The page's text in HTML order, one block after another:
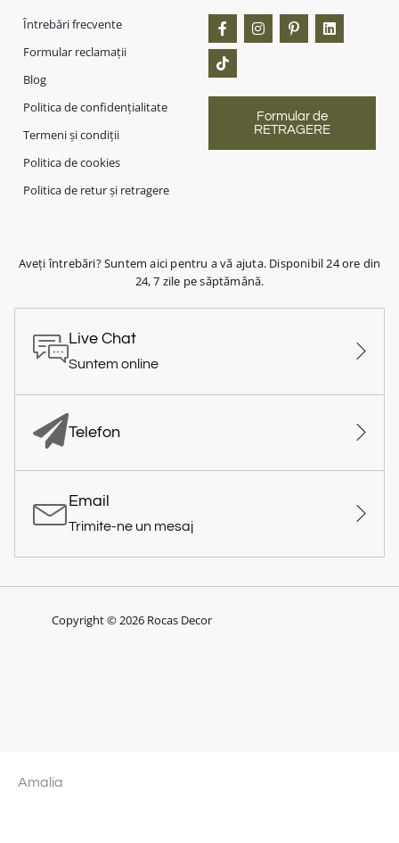
Întrebări frecvente
Formular reclamații
Blog
Politica de confidențialitate
Termeni și condiții
Politica de cookies
Politica de retur și retragere
Formular de
RETRAGERE
Aveți întrebări? Suntem aici pentru a vă ajuta. Disponibil 24 ore din
24, 7 zile pe săptămână.
Live Chat
Suntem online
Telefon
Email
Trimite-ne un mesaj
Copyright © 2026 Rocas Decor
Amalia